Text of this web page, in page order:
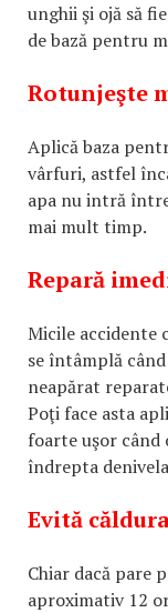
unghii şi ojă să
de bază pentru
Rotunjeşte
Aplică baza
vârfuri, astfel
apa nu intră
mai mult timp.
Repară
Micile accidente
se întâmplă
neapărat
Poţi face asta
foarte uşor când
îndrepta
Evită
Chiar dacă pare
aproximativ 12